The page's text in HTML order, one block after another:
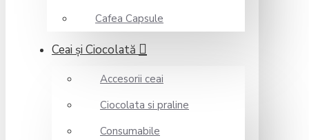
Cafea Capsule
Ceai şi Ciocolată
Accesorii ceai
Ciocolata si praline
Consumabile